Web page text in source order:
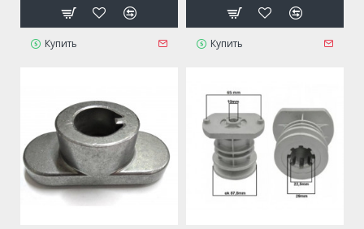
Купить Купить